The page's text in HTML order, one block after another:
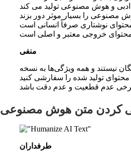
مصنوعی را بسیار موثر دور بزند
محتوای نوشتاری صرفاً انسانی است
منفی
تولید شده را سفارشی کنید
عدم قطعیت و عدم دقت باشد
کردن متن هوش مصنوعی
طرفداران